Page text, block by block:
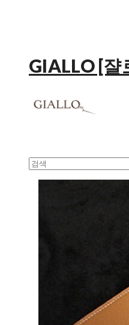
GIALLO [쟐